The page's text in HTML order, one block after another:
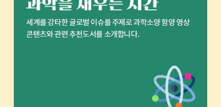
세계를 강타한 글로벌 이슈를 주제로 과학소양 함양 영상
콘텐츠와 관련 추천도서를 소개합니다.